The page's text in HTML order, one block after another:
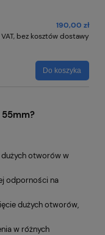
190,00 zł
VAT, bez kosztów dostawy
Do koszyka
otworów w
odporności na
dużych otworów,
w różnych